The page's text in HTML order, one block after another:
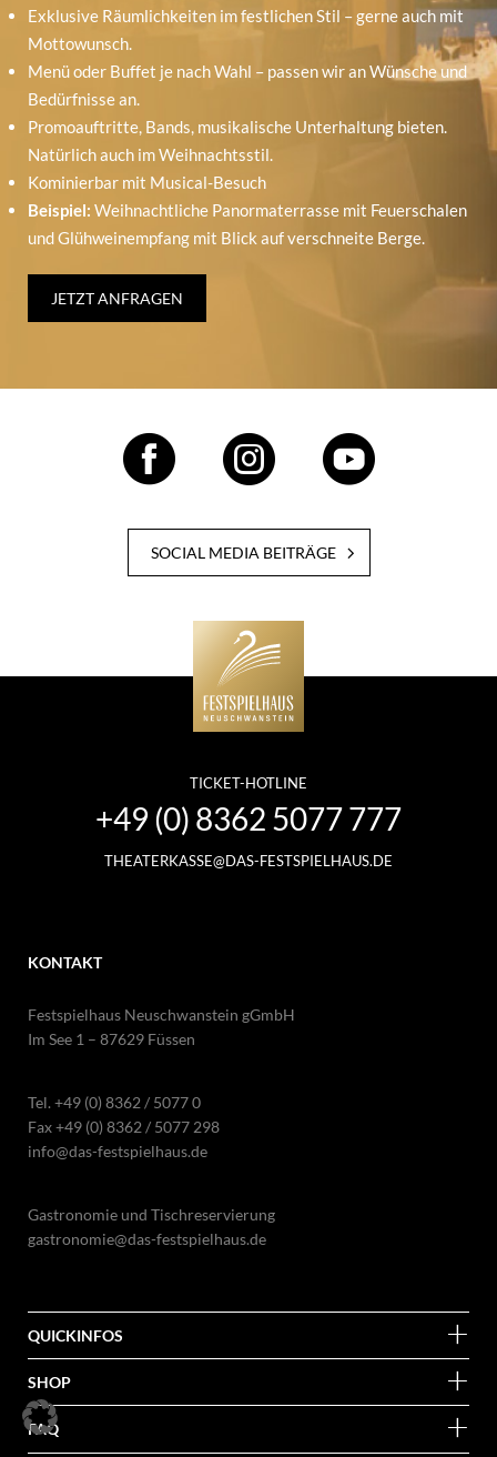
Exklusive Räumlichkeiten im festlichen Stil – gerne auch mit
Mottowunsch.
Menü oder Buffet je nach Wahl – passen wir an Wünsche und
Bedürfnisse an.
Promoauftritte, Bands, musikalische Unterhaltung bieten.
Natürlich auch im Weihnachtsstil.
Kominierbar mit Musical-Besuch
Beispiel: Weihnachtliche Panormaterrasse mit Feuerschalen
und Glühweinempfang mit Blick auf verschneite Berge.
JETZT ANFRAGEN
SOCIAL MEDIA BEITRÄGE
TICKET-HOTLINE
+49 (0) 8362 5077 777
THEATERKASSE@DAS-FESTSPIELHAUS.DE
KONTAKT
Festspielhaus Neuschwanstein gGmbH
Im See 1 – 87629 Füssen
Tel. +49 (0) 8362 / 5077 0
Fax +49 (0) 8362 / 5077 298
info@das-festspielhaus.de
Gastronomie und Tischreservierung
gastronomie@das-festspielhaus.de
QUICKINFOS
SHOP
FAQ